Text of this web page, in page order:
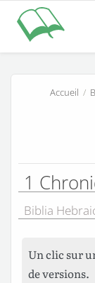
Accueil /
1
Biblia
Un clic sur
de versions.